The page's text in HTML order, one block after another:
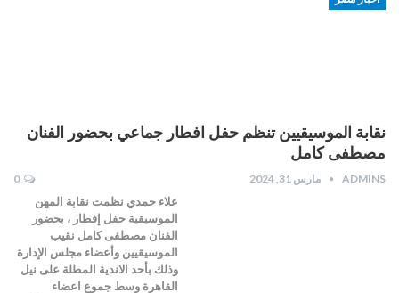
نقابة الموسيقيين تنظم حفل افطار جماعي بحضور الفنان
مصطفى كامل
ADMINS مارس 31, 2024 0
علاء حمدي نظمت نقابة المهن
الموسيقية حفل إفطار ، بحضور
الفنان مصطفى كامل نقيب
الموسيقيين وأعضاء مجلس الإدارة
وذلك بأحد الاندية المطلة على نيل
القاهرة وسط جموع اعضاء